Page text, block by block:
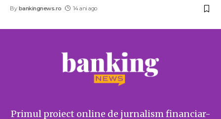
By bankingnews.ro 14 ani ago
Primul proiect online de jurnalism financiar-